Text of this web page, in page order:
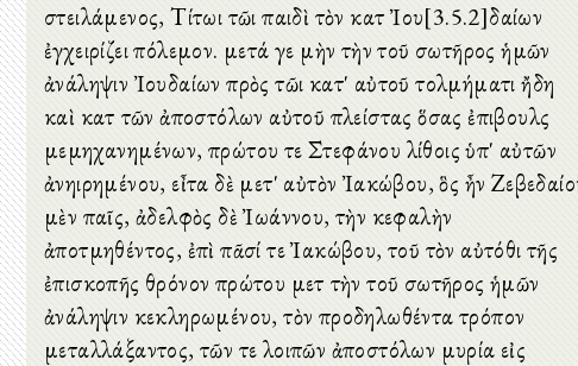
στειλάμενος, Τίτωι τῶι παιδὶ τὸν κατὰ Ἰου[3.5.2]δαίων
ἐγχειρίζει πόλεμον. μετά γε μὴν τὴν τοῦ σωτῆρος ἡμῶν
ἀνάληψιν Ἰουδαίων πρὸς τῶι κατ' αὐτοῦ τολμήματι ἤδη
καὶ κατὰ τῶν ἀποστόλων αὐτοῦ πλείστας ὅσας ἐπιβουλὰς
μεμηχανημένων, πρώτου τε Στεφάνου λίθοις ὑπ' αὐτῶν
ἀνηιρημένου, εἶτα δὲ μετ' αὐτὸν Ἰακώβου, ὃς ἦν
μὲν παῖς, ἀδελφὸς δὲ Ἰωάννου, τὴν κεφαλὴν
ἀποτμηθέντος, ἐπὶ πᾶσί τε Ἰακώβου, τοῦ τὸν αὐτόθι τῆς
ἐπισκοπῆς θρόνον πρώτου μετὰ τὴν τοῦ σωτῆρος ἡμῶν
ἀνάληψιν κεκληρωμένου, τὸν προδηλωθέντα τρόπον
μεταλλάξαντος, τῶν τε λοιπῶν ἀποστόλων μυρία εἰς